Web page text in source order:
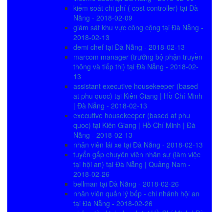
kiểm soát chi phí ( cost controller) tại Đà
Nẵng - 2018-02-09
giám sát khu vực công cộng tại Đà Nẵng -
2018-02-13
demi chef tại Đà Nẵng - 2018-02-13
marcom manager (trưởng bộ phận truyền
thông và tiếp thị) tại Đà Nẵng - 2018-02-
13
assistant executive housekeeper (based
at phu quoc) tại Kiên Giang | Hồ Chí Minh
| Đà Nẵng - 2018-02-13
executive housekeeper (based at phu
quoc) tại Kiên Giang | Hồ Chí Minh | Đà
Nẵng - 2018-02-13
nhân viên lái xe tại Đà Nẵng - 2018-02-13
tuyển gấp chuyên viên nhân sự (làm việc
tại hội an) tại Đà Nẵng | Quảng Nam -
2018-02-26
bellman tại Đà Nẵng - 2018-02-26
nhân viên quản lý bếp - chi nhánh hội an
tại Đà Nẵng - 2018-02-26